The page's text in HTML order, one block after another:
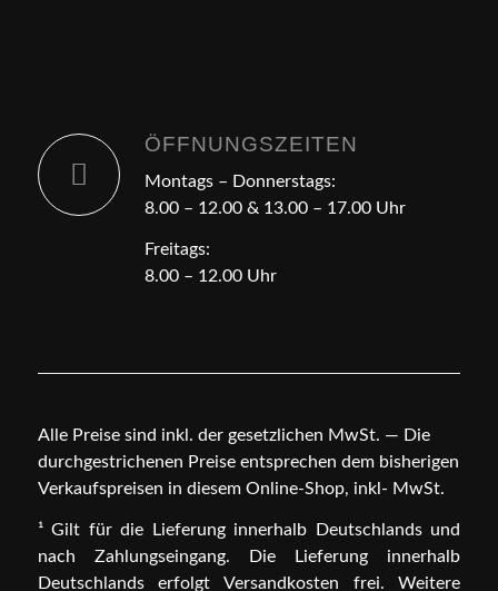
ÖFFNUNGSZEITEN
Montags – Donnerstags:
8.00 – 12.00 & 13.00 – 17.00 Uhr
Freitags:
8.00 – 12.00 Uhr
Alle Preise sind inkl. der gesetzlichen MwSt. — Die
durchgestrichenen Preise entsprechen dem bisherigen
Verkaufspreisen in diesem Online-Shop, inkl- MwSt.
¹ Gilt für die Lieferung innerhalb Deutschlands und
nach Zahlungseingang. Die Lieferung innerhalb
Deutschlands erfolgt Versandkosten frei. Weitere